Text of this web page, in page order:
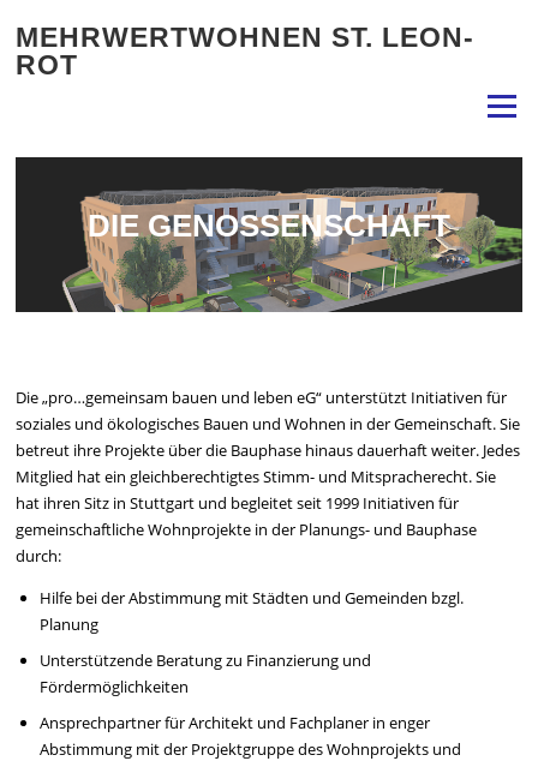
Inhalt
springen
MEHRWERTWOHNEN ST. LEON-
ROT
Menü
DIE GENOSSENSCHAFT
Die „pro…gemeinsam bauen und leben eG“ unterstützt Initiativen für
soziales und ökologisches Bauen und Wohnen in der Gemeinschaft. Sie
betreut ihre Projekte über die Bauphase hinaus dauerhaft weiter. Jedes
Mitglied hat ein gleichberechtigtes Stimm- und Mitspracherecht. Sie
hat ihren Sitz in Stuttgart und begleitet seit 1999 Initiativen für
gemeinschaftliche Wohnprojekte in der Planungs- und Bauphase
durch:
Hilfe bei der Abstimmung mit Städten und Gemeinden bzgl.
Planung
Unterstützende Beratung zu Finanzierung und
Fördermöglichkeiten
Ansprechpartner für Architekt und Fachplaner in enger
Abstimmung mit der Projektgruppe des Wohnprojekts und